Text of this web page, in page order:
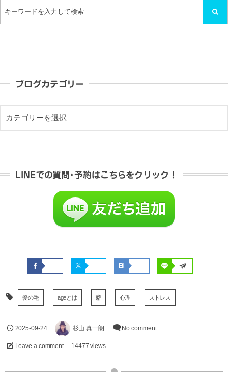
ブログカテゴリー
LINEでの質問･予約はこちらをクリック！
髪の毛 ageとは 癖 心理 ストレス
2025-09-24 杉山 真一朗 No comment
Leave a comment 14477 views